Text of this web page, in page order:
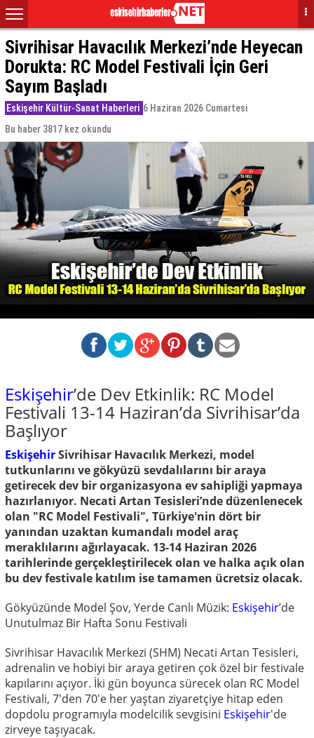
Sivrihisar Havacılık Merkezi’nde Heyecan
Dorukta: RC Model Festivali İçin Geri
Sayım Başladı
Eskişehir Kültür-Sanat Haberleri 6 Haziran 2026 Cumartesi
Bu haber 3817 kez okundu
Eskişehir’de Dev Etkinlik: RC Model
Festivali 13-14 Haziran’da Sivrihisar’da
Başlıyor
EskişehirSivrihisar Havacılık Merkezi, model
tutkunlarını ve gökyüzü sevdalılarını bir araya
getirecek dev bir organizasyona ev sahipliği yapmaya
hazırlanıyor. Necati Artan Tesisleri’nde düzenlenecek
olan "RC Model Festivali", Türkiye'nin dört bir
yanından uzaktan kumandalı model araç
meraklılarını ağırlayacak. 13-14 Haziran 2026
tarihlerinde gerçekleştirilecek olan ve halka açık olan
bu dev festivale katılım ise tamamen ücretsiz olacak.
Gökyüzünde Model Şov, Yerde Canlı Müzik: Eskişehir’de
Unutulmaz Bir Hafta Sonu Festivali
Sivrihisar Havacılık Merkezi (SHM) Necati Artan Tesisleri,
adrenalin ve hobiyi bir araya getiren çok özel bir festivale
kapılarını açıyor. İki gün boyunca sürecek olan RC Model
Festivali, 7'den 70'e her yaştan ziyaretçiye hitap eden
dopdolu programıyla modelcilik sevgisini Eskişehir'de
zirveye taşıyacak.